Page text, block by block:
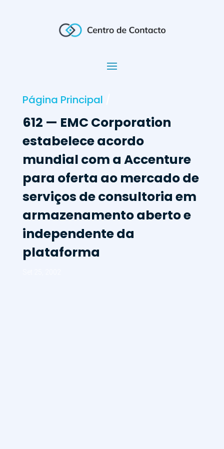
Página Principal
612 — EMC Corporation
estabelece acordo
mundial com a Accenture
para oferta ao mercado de
serviços de consultoria em
armazenamento aberto e
independente da
plataforma